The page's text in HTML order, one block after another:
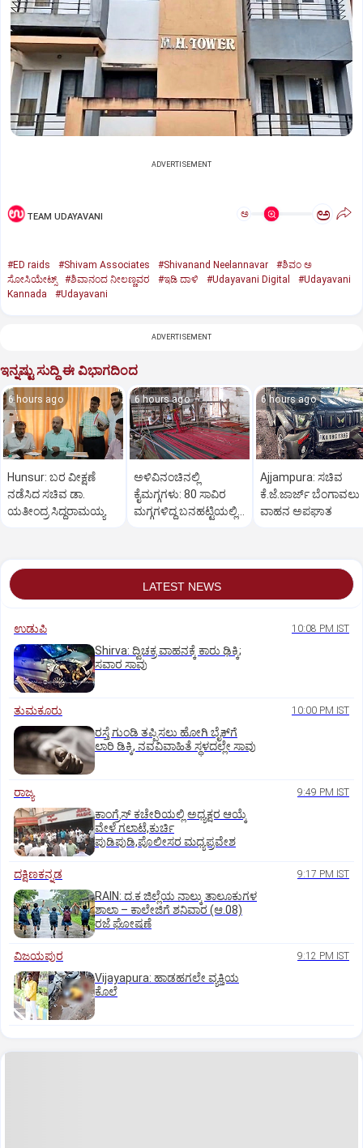
ADVERTISEMENT
TEAM UDAYAVANI ಅ ಅ
#ED raids #Shivam Associates #Shivanand Neelannavar
#ಶಿವಂ ಅ
ಸೋಸಿಯೇಟ್ಸ್
#ಶಿವಾನಂದ ನೀಲಣ್ಣವರ #ಇಡಿ ದಾಳಿ #Udayavani Digital
#Udayavani
Kannada
#Udayavani
ADVERTISEMENT
ಇನ್ನಷ್ಟು ಸುದ್ದಿ ಈ ವಿಭಾಗದಿಂದ
6 hours ago
Hunsur: ಬರ ವೀಕ್ಷಣೆ
ನಡೆಸಿದ ಸಚಿವ ಡಾ.
ಯತೀಂದ್ರ ಸಿದ್ದರಾಮಯ್ಯ
6 hours ago
ಅಳಿವಿನಂಚಿನಲ್ಲಿ
ಕೈಮಗ್ಗಗಳು: 80 ಸಾವಿರ
ಮಗ್ಗಗಳಿದ್ದ ಬನಹಟ್ಟಿಯಲ್ಲಿ
6 hours ago
Ajjampura: ಸಚಿವ
ಕೆ.ಜೆ.ಜಾರ್ಜ್ ಬೆಂಗಾವಲು
ವಾಹನ ಅಪಘಾತ
LATEST NEWS
ಉಡುಪಿ 10:08 PM IST
Shirva: ದ್ವಿಚಕ್ರ ವಾಹನಕ್ಕೆ ಕಾರು ಢಿಕ್ಕಿ;
ಸವಾರ ಸಾವು
ತುಮಕೂರು 10:00 PM IST
ರಸ್ತೆ ಗುಂಡಿ ತಪ್ಪಿಸಲು ಹೋಗಿ ಬೈಕ್‌ಗೆ
ಲಾರಿ ಡಿಕ್ಕಿ, ನವವಿವಾಹಿತೆ ಸ್ಥಳದಲ್ಲೇ ಸಾವು
ರಾಜ್ಯ 9:49 PM IST
ಕಾಂಗ್ರೆಸ್ ಕಚೇರಿಯಲ್ಲಿ ಅಧ್ಯಕ್ಷರ ಆಯ್ಕೆ
ವೇಳೆ ಗಲಾಟೆ,ಕುರ್ಚಿ
ಪುಡಿಪುಡಿ,ಪೊಲೀಸರ ಮಧ್ಯಪ್ರವೇಶ
ದಕ್ಷಿಣಕನ್ನಡ 9:17 PM IST
RAIN: ದ.ಕ ಜಿಲ್ಲೆಯ ನಾಲ್ಕು ತಾಲೂಕುಗಳ
ಶಾಲಾ – ಕಾಲೇಜಿಗೆ ಶನಿವಾರ (ಆ.08)
ರಜೆ ಘೋಷಣೆ
ವಿಜಯಪುರ 9:12 PM IST
Vijayapura: ಹಾಡಹಗಲೇ ವ್ಯಕ್ತಿಯ
ಕೊಲೆ